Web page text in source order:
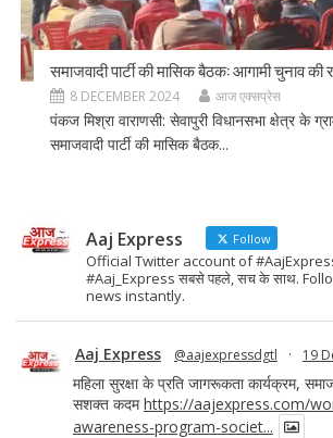
समाजवादी पार्टी की मासिक बैठक: आगामी चुनाव की
8 DECEMBER 2024 आज एक्सप्रेस
पंकज मिश्रा वाराणसी: सेवापुरी विधानसभा क्षेत्र के
समाजवादी पार्टी की मासिक बैठक...
Aaj Express Follow
Official Twitter account of
#Aaj_Express सबसे पहले, सच के साथ.
news instantly.
Aaj Express @aajexpressdgtl · 19
महिला सुरक्षा के प्रति जागरूकता कार्यक्रम,
सशक्त कदमhttps://aajexpress.com/
awareness-program-societ...